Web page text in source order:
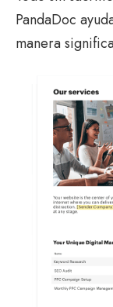
PandaDoc
manera